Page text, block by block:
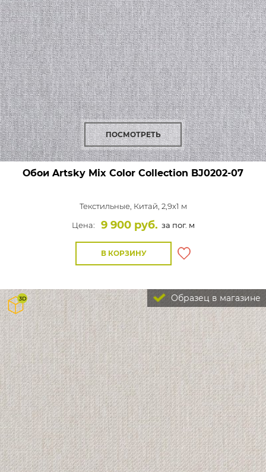
ПОСМОТРЕТЬ
Обои Artsky Mix Color Collection BJ0202-07
Текстильные, Китай, 2,9x1 м
Цена:
9 900 руб. за пог. м
В КОРЗИНУ
Образец в магазине